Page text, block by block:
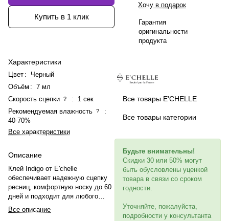
Купить в 1 клик
Характеристики
Цвет :
Черный
Объём : 7 мл
Скорость сцепки ? :
1 сек
Рекомендуемая влажность ?
:
40-70%
Все характеристики
Описание
Клей Indigo от E'chelle
обеспечивает надежную сцепку
ресниц, комфортную носку до 60
дней и подходит для любого
темпа работы. Эффективность
доказана в 97% случаев.
Все описание
Хочу в подарок
Гарантия
оригинальности
продукта
Все товары E'CHELLE
Все товары категории
Будьте внимательны!
Скидки 30 или 50% могут
быть обусловлены уценкой
товара в связи со сроком
годности.
Уточняйте, пожалуйста,
подробности у консультанта